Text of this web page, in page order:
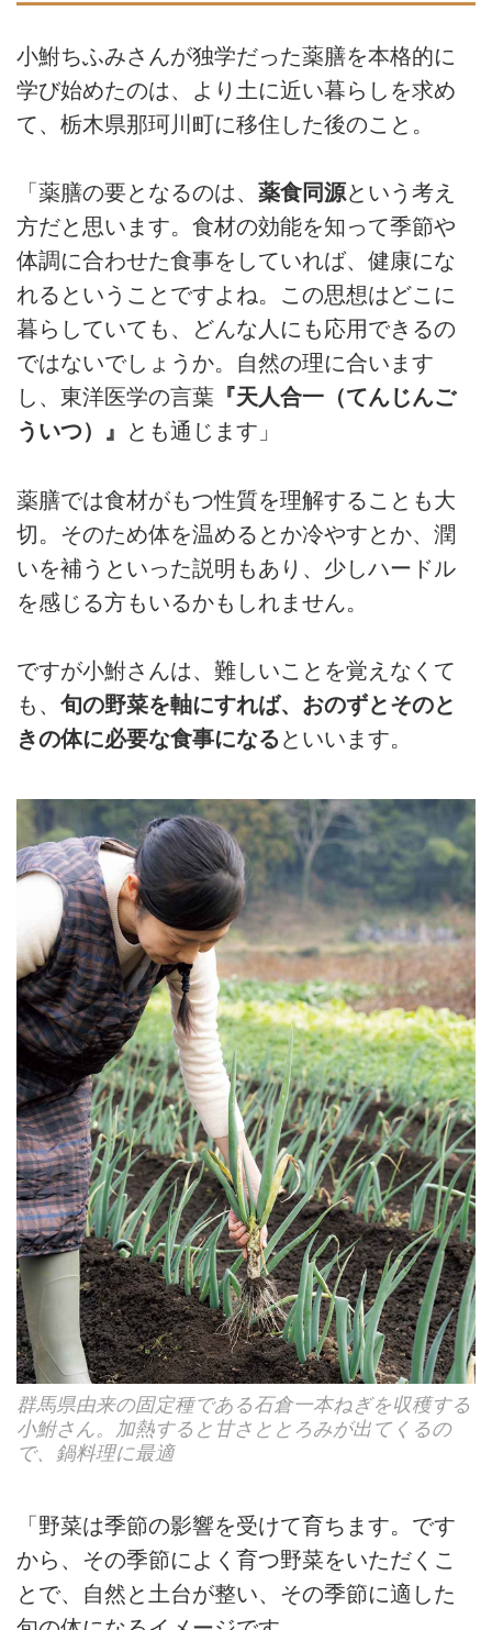
小鮒ちふみさんが独学だった薬膳を本格的に
学び始めたのは、より土に近い暮らしを求め
て、栃木県那珂川町に移住した後のこと。
「薬膳の要となるのは、 薬食同源という考え
方だと思います。食材の効能を知って季節や
体調に合わせた食事をしていれば、健康にな
れるということですよね。この思想はどこに
暮らしていても、どんな人にも応用できるの
ではないでしょうか。自然の理に合います
し、東洋医学の言葉 『天人合一（てんじんご
ういつ）』
とも通じます」
薬膳では食材がもつ性質を理解することも大
切。そのため体を温めるとか冷やすとか、潤
いを補うといった説明もあり、少しハードル
を感じる方もいるかもしれません。
ですが小鮒さんは、難しいことを覚えなくて
も、 旬の野菜を軸にすれば、おのずとそのと
きの体に必要な食事になる といいます。
群馬県由来の固定種である石倉一本ねぎを収穫する
小鮒さん。加熱すると甘さととろみが出てくるの
で、鍋料理に最適
「野菜は季節の影響を受けて育ちます。です
から、その季節によく育つ野菜をいただくこ
とで、自然と土台が整い、その季節に適した